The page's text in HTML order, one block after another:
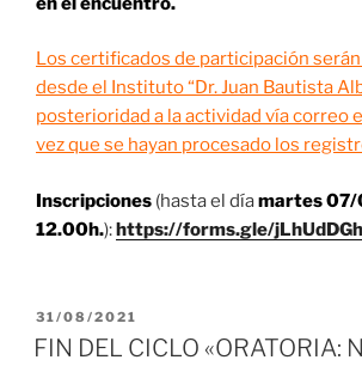
Los certificados de participación
desde el Instituto “Dr. Juan Bautista
posterioridad a la actividad vía correo
vez que se hayan procesado los
Inscripciones (hasta el díamartes
12.00h.):https://forms.gle/
PUBLICADO
EL
31/08/2021
FIN DEL CICLO «ORATORIA: